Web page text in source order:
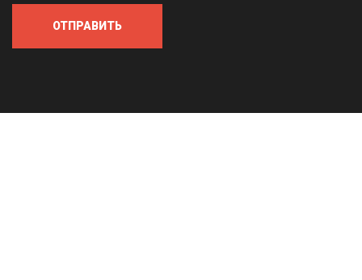
ОТПРАВИТЬ